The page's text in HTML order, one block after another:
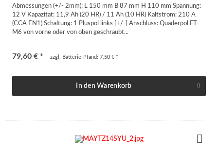
Abmessungen (+/- 2mm): L 150 mm B 87 mm H 110 mm Spannung:
12 V Kapazität: 11,9 Ah (20 HR) / 11 Ah (10 HR) Kaltstrom: 210 A
(CCA EN1) Schaltung: 1 Pluspol links [+/-] Anschluss: Quaderpol FT-
M6 von vorne oder von oben geschraubt...
79,60 € * zzgl. Batterie-Pfand: 7,50 € *
In den Warenkorb